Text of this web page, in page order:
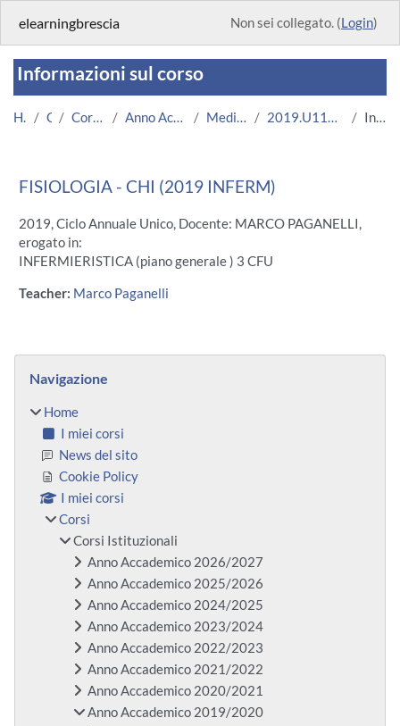
elearningbrescia Non sei collegato. (Login)
Informazioni sul corso
Home Corsi Corsi Istituzionali Anno Accademico 2019/2020 Medicina e Chirurgia 2019.U11126.08696-11.CHI.16264 Introduzione
FISIOLOGIA - CHI (2019 INFERM)
2019, Ciclo Annuale Unico, Docente: MARCO PAGANELLI,
erogato in:
INFERMIERISTICA (piano generale ) 3 CFU
Teacher: Marco Paganelli
Blocchi
Navigazione
Home
I miei corsi
News del sito
Cookie Policy
I miei corsi
Corsi
Corsi Istituzionali
Anno Accademico 2026/2027
Anno Accademico 2025/2026
Anno Accademico 2024/2025
Anno Accademico 2023/2024
Anno Accademico 2022/2023
Anno Accademico 2021/2022
Anno Accademico 2020/2021
Anno Accademico 2019/2020